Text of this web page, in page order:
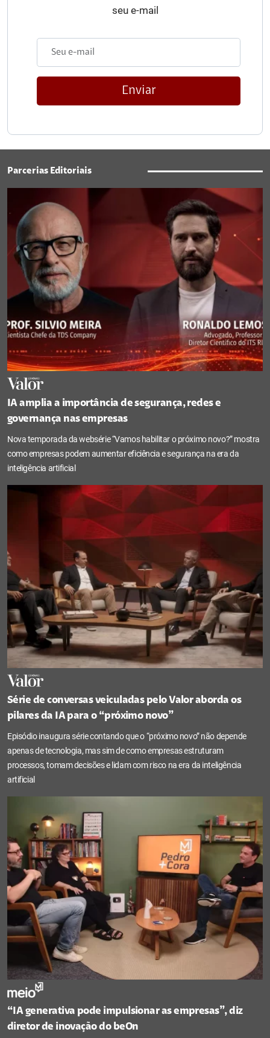
seu e-mail
Enviar
Parcerias Editoriais
IA amplia a importância de segurança, redes e
governança nas empresas
Nova temporada da websérie “Vamos habilitar o próximo novo?” mostra
como empresas podem aumentar eficiência e segurança na era da
inteligência artificial
Série de conversas veiculadas pelo Valor aborda os
pilares da IA para o “próximo novo”
Episódio inaugura série contando que o “próximo novo” não depende
apenas de tecnologia, mas sim de como empresas estruturam
processos, tomam decisões e lidam com risco na era da inteligência
artificial
“IA generativa pode impulsionar as empresas”, diz
diretor de inovação do beOn